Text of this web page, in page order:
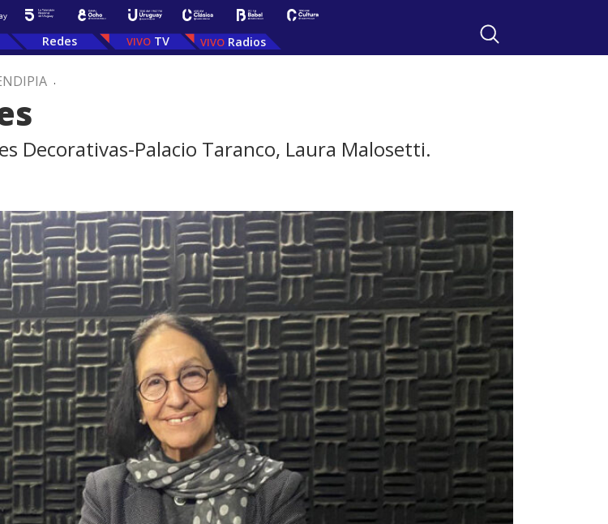
Redes TV Radios
.
Decorativas-Palacio Taranco, Laura Malosetti.